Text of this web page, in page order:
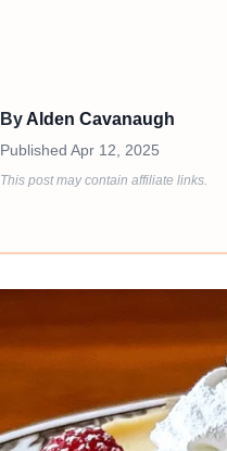
ByAlden Cavanaugh
Published Apr 12, 2025
This post may contain affiliate links.